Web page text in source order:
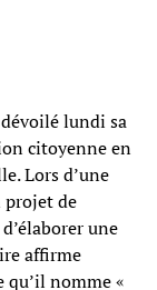
lundi sa
citoyenne en
Lors d’une
de
une
affirme
qu’il nomme «